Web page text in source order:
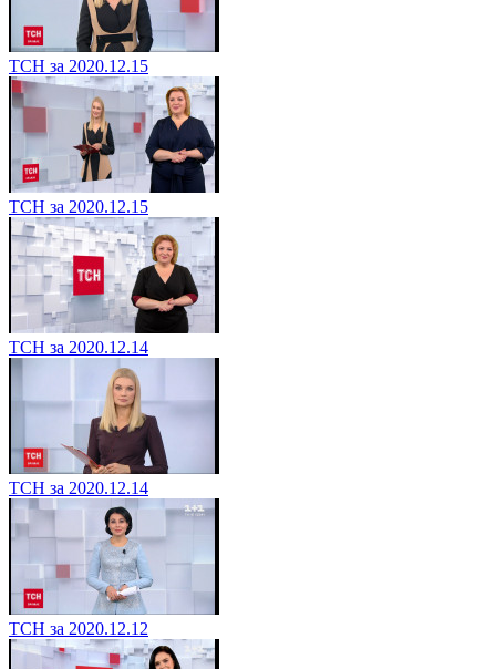
ТСН за 2020.12.15
ТСН за 2020.12.15
ТСН за 2020.12.14
ТСН за 2020.12.14
ТСН за 2020.12.12